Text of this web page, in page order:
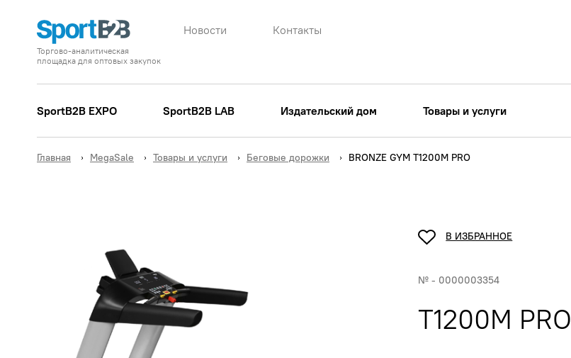
Торгово-аналитическая
площадка для оптовых закупок
Новости Контакты
SportB2B EXPO SportB2B LAB Издательский дом Товары и услуги
Главная MegaSale Товары и услуги Беговые дорожки BRONZE GYM T1200M PRO
В ИЗБРАННОЕ
№ - 0000003354
T1200M PRO